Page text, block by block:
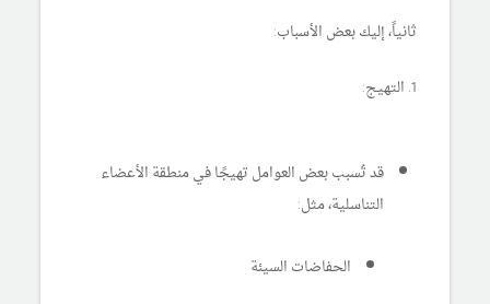
ثانياً، إليك بعض الأسباب:
1. التهيج:
قد تُسبب بعض العوامل تهيجًا في منطقة الأعضاء
التناسلية، مثل:
الحفاضات السيئة